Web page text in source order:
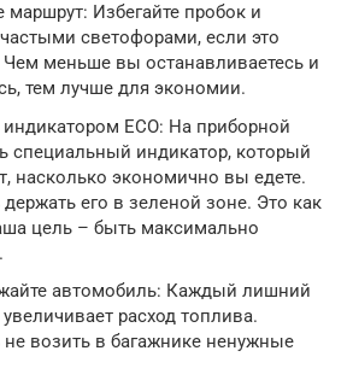
маршрут: Избегайте пробок и
светофорами, если это
меньше вы останавливаетесь и
тем лучше для экономии.
ECO: На приборной
специальный индикатор, который
насколько экономично вы едете.
держать его в зеленой зоне. Это как
цель – быть максимально
автомобиль: Каждый лишний
расход топлива.
не возить в багажнике ненужные